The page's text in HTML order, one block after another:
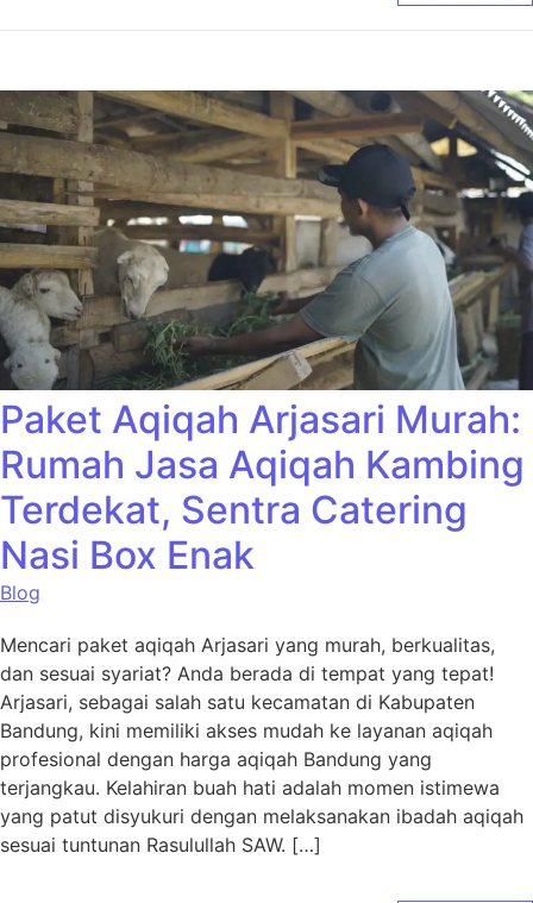
Paket Aqiqah Arjasari Murah:
Rumah Jasa Aqiqah Kambing
Terdekat, Sentra Catering
Nasi Box Enak
Blog
Mencari paket aqiqah Arjasari yang murah, berkualitas,
dan sesuai syariat? Anda berada di tempat yang tepat!
Arjasari, sebagai salah satu kecamatan di Kabupaten
Bandung, kini memiliki akses mudah ke layanan aqiqah
profesional dengan harga aqiqah Bandung yang
terjangkau. Kelahiran buah hati adalah momen istimewa
yang patut disyukuri dengan melaksanakan ibadah aqiqah
sesuai tuntunan Rasulullah SAW. […]